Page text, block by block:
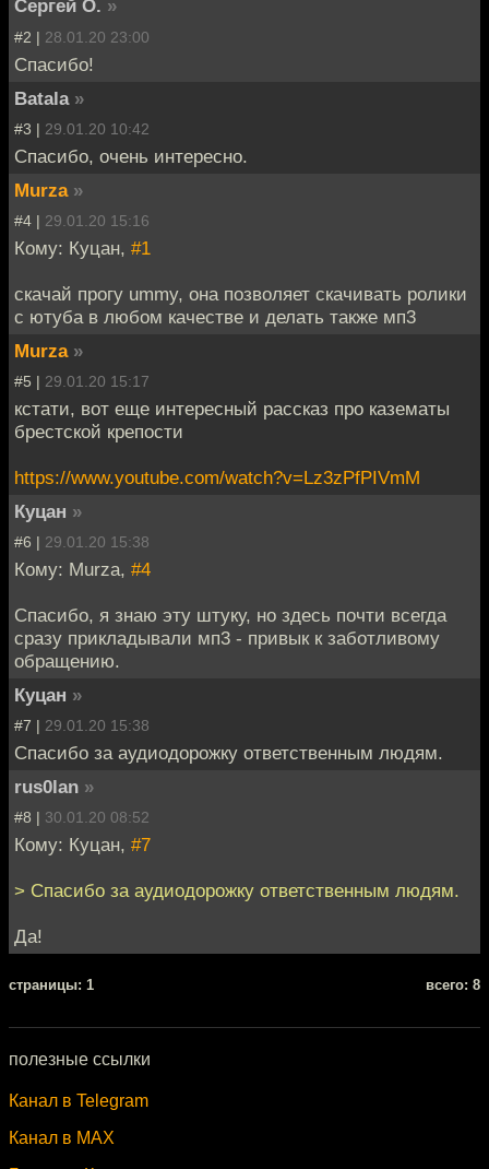
Сергей О. »
#2 | 28.01.20 23:00
Спасибо!
Batala »
#3 | 29.01.20 10:42
Спасибо, очень интересно.
Murza »
#4 | 29.01.20 15:16
Кому: Куцан, #1
скачай прогу ummy, она позволяет скачивать ролики
с ютуба в любом качестве и делать также мп3
Murza »
#5 | 29.01.20 15:17
кстати, вот еще интересный рассказ про казематы
брестской крепости
https://www.youtube.com/watch?v=Lz3zPfPIVmM
Куцан »
#6 | 29.01.20 15:38
Кому: Murza, #4
Спасибо, я знаю эту штуку, но здесь почти всегда
сразу прикладывали мп3 - привык к заботливому
обращению.
Куцан »
#7 | 29.01.20 15:38
Спасибо за аудиодорожку ответственным людям.
rus0lan »
#8 | 30.01.20 08:52
Кому: Куцан, #7
> Спасибо за аудиодорожку ответственным людям.
Да!
cтраницы: 1 всего: 8
полезные ссылки
Канал в Telegram
Канал в MAX